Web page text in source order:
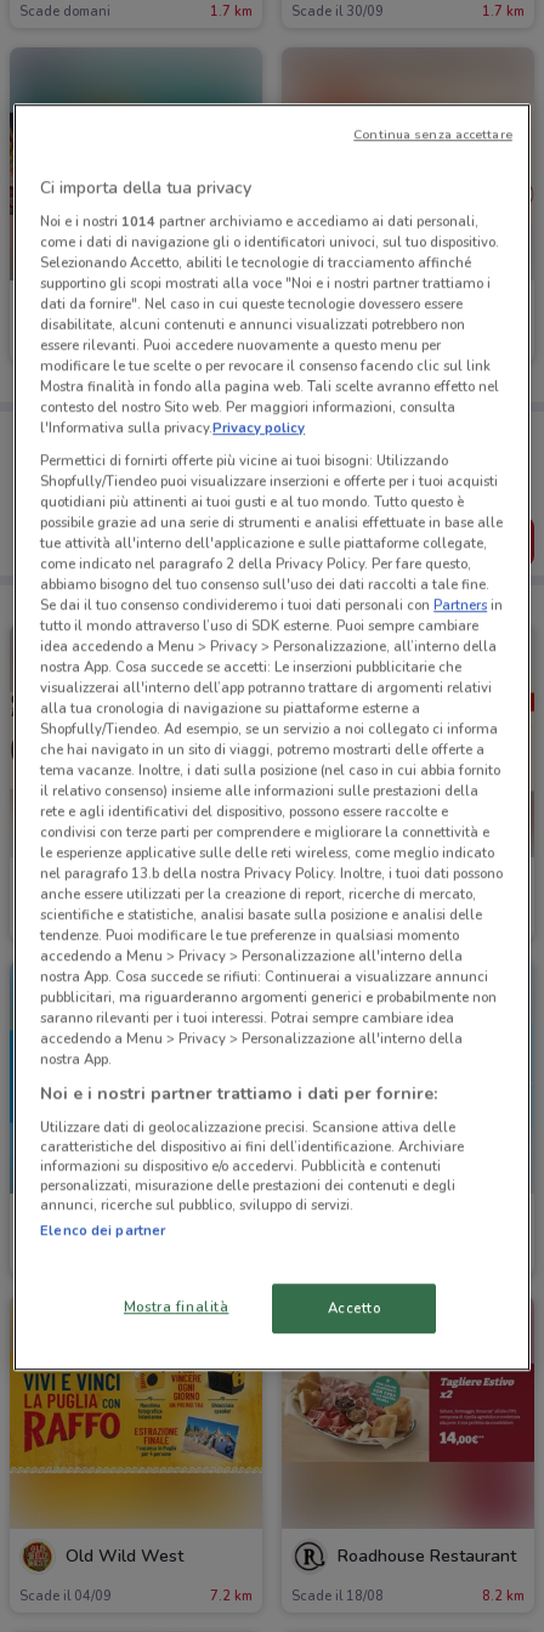
Scade domani 1.7 km Scade il 30/09 1.7 km
NUOVO
Burger King
Scade il 31/08 1.7 km
Burger King
Scade il 07/09
Porta DoveConviene sempre con te!
Puoi trovare le migliori offerte dei negozi vicino a te,
salvarle e creare la tua lista del risparmio, comodamente
dal tuo cellulare.
SCARICA L’APP
Burger King
Scade il 14/12 1.7 km
Burger King
Scade il 31/12
-5 GIORNI
McDonald's
Old Wild West
Scade il 04/09 7.2 km
Roadhouse Restaurant
Scade il 18/08 8.2 km
Ci importa della tua privacy
Noi e i nostri 1014partner archiviamo e accediamo ai dati personali,
come i dati di navigazione gli o identificatori univoci, sul tuo dispositivo.
Selezionando Accetto, abiliti le tecnologie di tracciamento affinché
supportino gli scopi mostrati alla voce "Noi e i nostri partner trattiamo i
dati da fornire". Nel caso in cui queste tecnologie dovessero essere
disabilitate, alcuni contenuti e annunci visualizzati potrebbero non
essere rilevanti. Puoi accedere nuovamente a questo menu per
modificare le tue scelte o per revocare il consenso facendo clic sul link
Mostra finalità in fondo alla pagina web. Tali scelte avranno effetto nel
contesto del nostro Sito web. Per maggiori informazioni, consulta
l'Informativa sulla privacy.Privacy policy
Permettici di fornirti offerte più vicine ai tuoi bisogni: Utilizzando
Shopfully/Tiendeo puoi visualizzare inserzioni e offerte per i tuoi acquisti
quotidiani più attinenti ai tuoi gusti e al tuo mondo. Tutto questo è
possibile grazie ad una serie di strumenti e analisi effettuate in base alle
tue attività all'interno dell'applicazione e sulle piattaforme collegate,
come indicato nel paragrafo 2 della Privacy Policy. Per fare questo,
abbiamo bisogno del tuo consenso sull'uso dei dati raccolti a tale fine.
Se dai il tuo consenso condivideremo i tuoi dati personali conPartnersin
tutto il mondo attraverso l’uso di SDK esterne. Puoi sempre cambiare
idea accedendo a Menu > Privacy > Personalizzazione, all’interno della
nostra App. Cosa succede se accetti: Le inserzioni pubblicitarie che
visualizzerai all'interno dell’app potranno trattare di argomenti relativi
alla tua cronologia di navigazione su piattaforme esterne a
Shopfully/Tiendeo. Ad esempio, se un servizio a noi collegato ci informa
che hai navigato in un sito di viaggi, potremo mostrarti delle offerte a
tema vacanze. Inoltre, i dati sulla posizione (nel caso in cui abbia fornito
il relativo consenso) insieme alle informazioni sulle prestazioni della
rete e agli identificativi del dispositivo, possono essere raccolte e
condivisi con terze parti per comprendere e migliorare la connettività e
le esperienze applicative sulle delle reti wireless, come meglio indicato
nel paragrafo 13.b della nostra Privacy Policy. Inoltre, i tuoi dati possono
anche essere utilizzati per la creazione di report, ricerche di mercato,
scientifiche e statistiche, analisi basate sulla posizione e analisi delle
tendenze. Puoi modificare le tue preferenze in qualsiasi momento
accedendo a Menu > Privacy > Personalizzazione all'interno della
nostra App. Cosa succede se rifiuti: Continuerai a visualizzare annunci
pubblicitari, ma riguarderanno argomenti generici e probabilmente non
saranno rilevanti per i tuoi interessi. Potrai sempre cambiare idea
accedendo a Menu > Privacy > Personalizzazione all'interno della
nostra App.
Noi e i nostri partner trattiamo i dati per fornire:
Utilizzare dati di geolocalizzazione precisi. Scansione attiva delle
caratteristiche del dispositivo ai fini dell’identificazione. Archiviare
informazioni su dispositivo e/o accedervi. Pubblicità e contenuti
personalizzati, misurazione delle prestazioni dei contenuti e degli
annunci, ricerche sul pubblico, sviluppo di servizi.
Elenco dei partner
Mostra finalità Accetto
Continua senza accettare